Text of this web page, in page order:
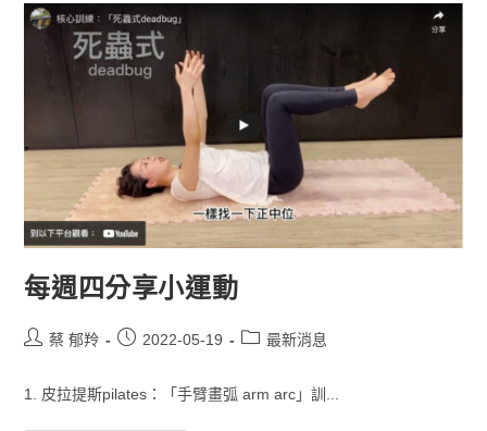
每週四分享小運動
蔡 郁羚 2022-05-19 最新消息
1. 皮拉提斯pilates：「手臂畫弧 arm arc」訓...